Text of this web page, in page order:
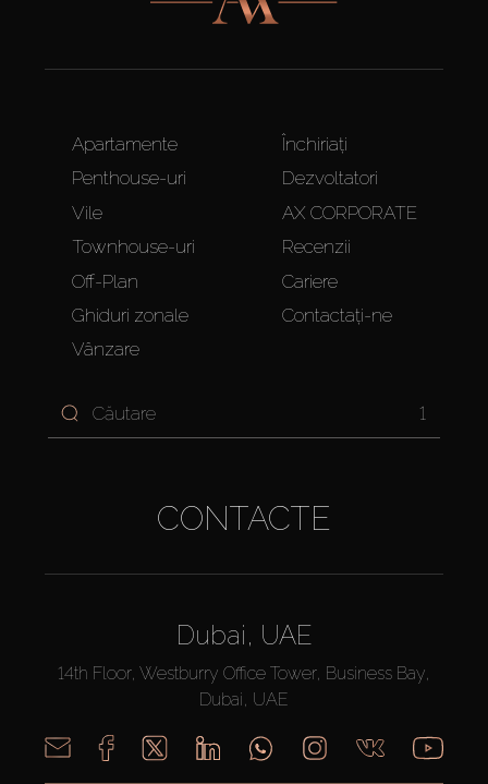
Apartamente
Penthouse-uri
Vile
Townhouse-uri
Off-Plan
Ghiduri zonale
Vânzare
Închiriați
Dezvoltatori
AX CORPORATE
Recenzii
Cariere
Contactați-ne
1
CONTACTE
Dubai, UAE
14th Floor, Westburry Office Tower, Business Bay,
Dubai, UAE